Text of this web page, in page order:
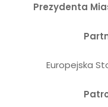
Prezydenta
Europejska